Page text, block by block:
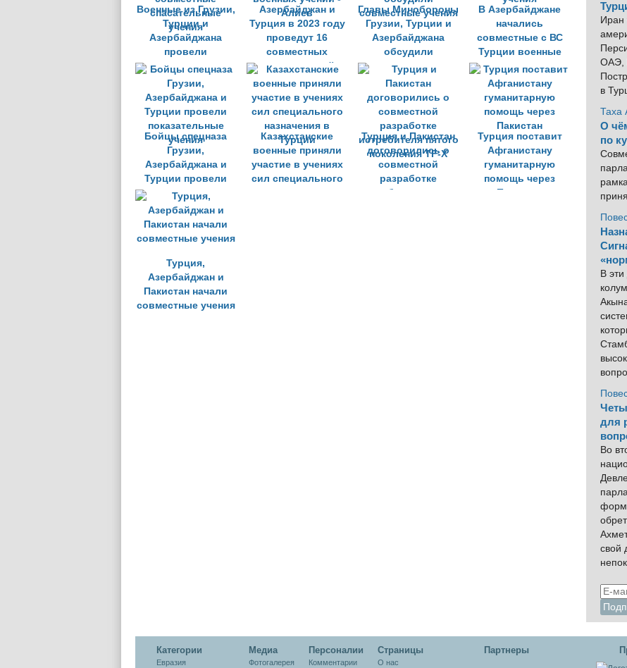
Военные из Грузии,
Турции и
Азербайджана
провели
совместные
спасательные
учения
Азербайджан и
Турция в 2023 году
проведут 16
совместных
военных учений -
Алиев
Главы Минобороны
Грузии, Турции и
Азербайджана
обсудили
совместные учения
В Азербайджане
начались
совместные с ВС
Турции военные
учения
Бойцы спецназа
Грузии,
Азербайджана и
Турции провели
показательные
учения
Казахстанские
военные приняли
участие в учениях
сил специального
Турция и Пакистан
договорились о
совместной
разработке
истребителя пятого
Турция поставит
Афганистану
гуманитарную
помощь через
Пакистан
Турция,
Азербайджан и
Пакистан начали
совместные учения
Иран
ОАЭ,
в
Таха
О
по
В
для
Во
свой
Категории
Евразия
Медиа
Фотогалерея
Персоналии
Комментарии
Cтраницы
О нас
Партнеры